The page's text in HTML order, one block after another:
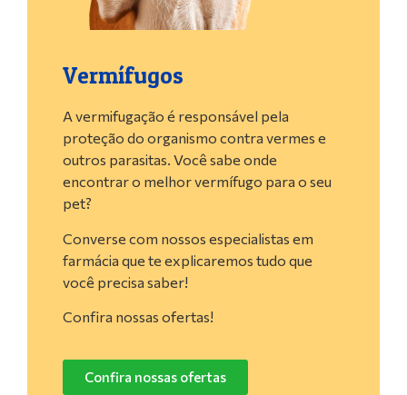
Vermífugos
A vermifugação é responsável pela
proteção do organismo contra vermes e
outros parasitas. Você sabe onde
encontrar o melhor vermífugo para o seu
pet?
Converse com nossos especialistas em
farmácia que te explicaremos tudo que
você precisa saber!
Confira nossas ofertas!
Confira nossas ofertas